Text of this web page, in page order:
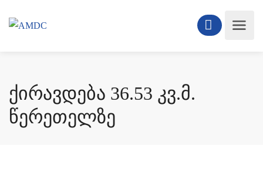
ქირავდება 36.53 კვ.მ.
წერეთელზე